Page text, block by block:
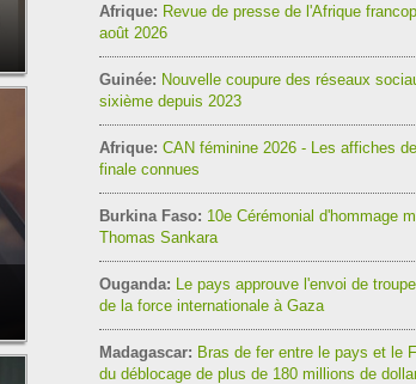
Afrique: Revue de presse de l'Afrique
août 2026
Guinée: Nouvelle coupure des réseaux
sixième depuis 2023
Afrique: CAN féminine 2026 - Les affiches
finale connues
Burkina Faso: 10e Cérémonial d'hommage
Thomas Sankara
Ouganda: Le pays approuve l'envoi de
de la force internationale à Gaza
Madagascar: Bras de fer entre le pays et le
du déblocage de plus de 180 millions de